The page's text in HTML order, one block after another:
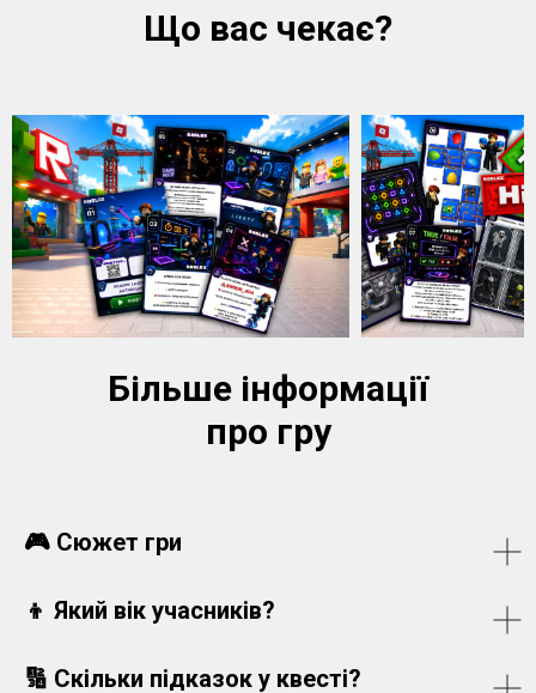
Що вас чекає?
Більше інформації
про гру
🎮 Сюжет гри
👦 Який вік учасників?
🔢 Скільки підказок у квесті?